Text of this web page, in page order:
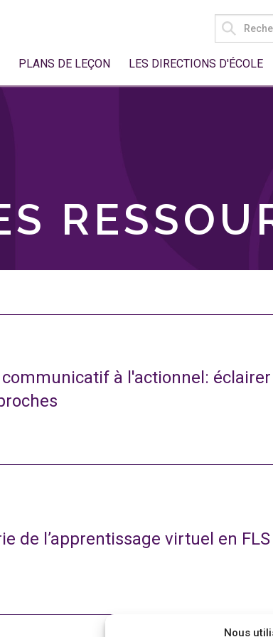
Nous
SEARCH
FOR:
PLANS DE LEÇON LES DIRECTIONS D'ÉCOLE
communicatif à l'actionnel:
de l’apprentissage virtuel en FLS